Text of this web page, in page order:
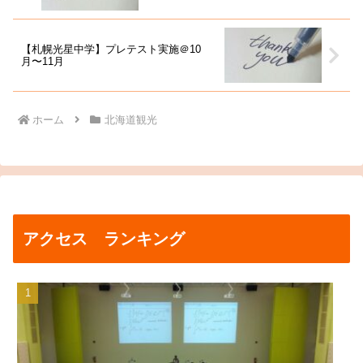
【札幌光星中学】プレテスト実施＠10
月〜11月
ホーム 北海道観光
アクセス ランキング